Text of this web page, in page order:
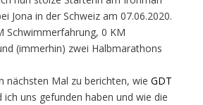
Jona in der Schweiz am 07.06.2020.
Schwimmerfahrung, 0 KM
(immerhin) zwei Halbmarathons
nächsten Mal zu berichten, wie GDT
uns gefunden haben und wie die